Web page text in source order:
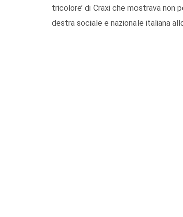
tricolore’ di Craxi che mostrava
destra sociale e nazionale italiana